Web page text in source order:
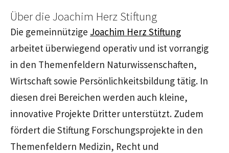
Über die Joachim Herz Stiftung
Die gemeinnützige Joachim Herz Stiftung
arbeitet überwiegend operativ und ist vorrangig
in den Themenfeldern Naturwissenschaften,
Wirtschaft sowie Persönlichkeitsbildung tätig. In
diesen drei Bereichen werden auch kleine,
innovative Projekte Dritter unterstützt. Zudem
fördert die Stiftung Forschungsprojekte in den
Themenfeldern Medizin, Recht und